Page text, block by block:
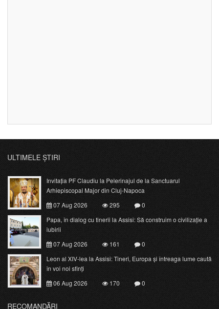
ULTIMELE ȘTIRI
Invitația PF Claudiu la Pelerinajul de la Sanctuarul
Arhiepiscopal Major din Cluj-Napoca
07 Aug 2026
295
0
Papa, în dialog cu tinerii la Assisi: Să construim o civilizație a
iubirii
07 Aug 2026
161
0
Leon al XIV-lea la Assisi: Tineri, Europa și întreaga lume caută
în voi noi sfinți
06 Aug 2026
170 0
RECOMANDĂRI